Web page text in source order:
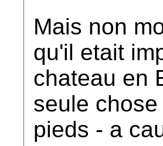
Mais non
qu'il etait
chateau en
seule
pieds - a